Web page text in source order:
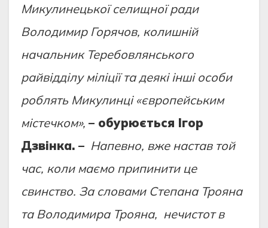
Микулинецької селищної ради
Володимир Горячов, колишній
начальник Теребовлянського
райвідділу міліції та деякі інші особи
роблять Микулинці «європейським
містечком», – обурюється Ігор
Дзвінка. – Напевно, вже настав той
час, коли маємо припинити це
свинство. За словами Степана Трояна
та Володимира Трояна, нечистот в